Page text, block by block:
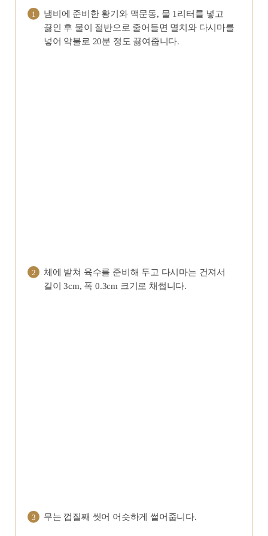
1 냄비에 준비한 황기와 맥문동, 물 1리터를 넣고
끓인 후 물이 절반으로 줄어들면 멸치와 다시마를
넣어 약불로 20분 정도 끓여줍니다.
2 체에 밭쳐 육수를 준비해 두고 다시마는 건져서
길이 3cm, 폭 0.3cm 크기로 채썹니다.
3 무는 껍질째 씻어 어슷하게 썰어줍니다.